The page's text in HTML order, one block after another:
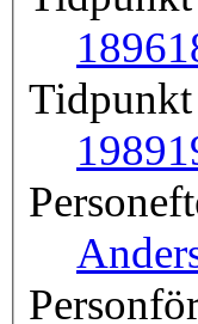
1896
1989